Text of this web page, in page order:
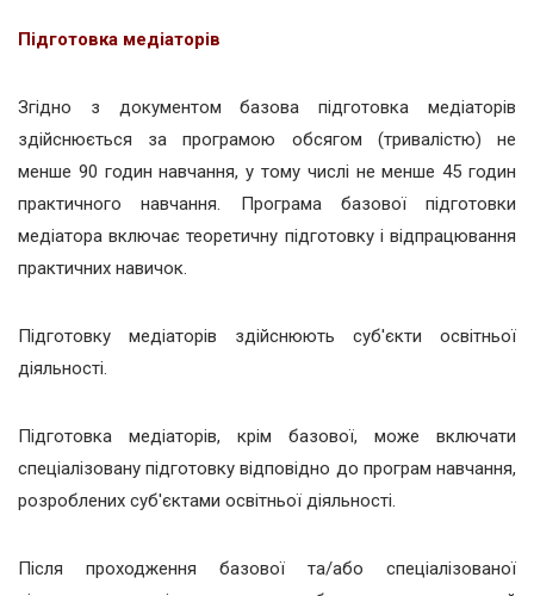
Підготовка медіаторів
Згідно з документом базова підготовка медіаторів
здійснюється за програмою обсягом (тривалістю) не
менше 90 годин навчання, у тому числі не менше 45 годин
практичного навчання. Програма базової підготовки
медіатора включає теоретичну підготовку і відпрацювання
практичних навичок.
Підготовку медіаторів здійснюють суб'єкти освітньої
діяльності.
Підготовка медіаторів, крім базової, може включати
спеціалізовану підготовку відповідно до програм навчання,
розроблених суб'єктами освітньої діяльності.
Після проходження базової та/або спеціалізованої